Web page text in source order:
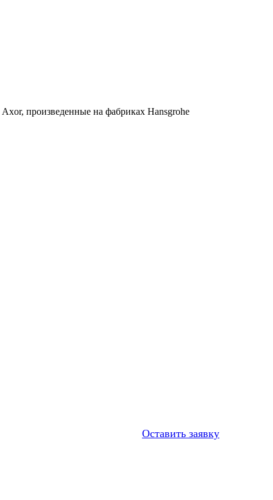
произведенные на фабриках Hansgrohe
Оставить заявку